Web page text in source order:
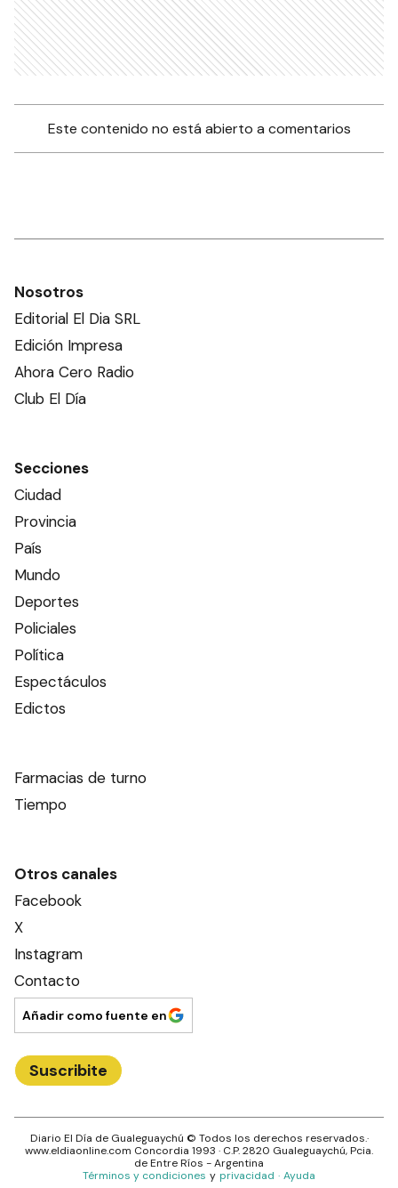
Este contenido no está abierto a comentarios
Nosotros
Editorial El Dia SRL
Edición Impresa
Ahora Cero Radio
Club El Día
Secciones
Ciudad
Provincia
País
Mundo
Deportes
Policiales
Política
Espectáculos
Edictos
Farmacias de turno
Tiempo
Otros canales
Facebook
X
Instagram
Contacto
Añadir como fuente en
Suscribite
Diario El Día de Gualeguaychú © Todos los derechos reservados.·
www.eldiaonline.com Concordia 1993 · C.P.2820 Gualeguaychú, Pcia.
deEntre Ríos - Argentina
Términos y condiciones y privacidad · Ayuda